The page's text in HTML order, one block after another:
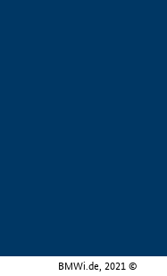
BMWi.de, 2021 ©